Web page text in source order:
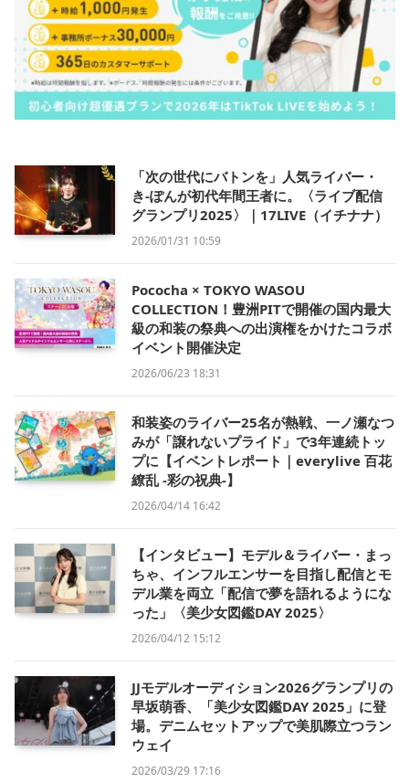
「次の世代にバトンを」人気ライバー・
き-ぽんが初代年間王者に。〈ライブ配信
グランプリ2025〉｜17LIVE（イチナナ）
2026/01/31 10:59
Pococha × TOKYO WASOU
COLLECTION！豊洲PITで開催の国内最大
級の和装の祭典への出演権をかけたコラボ
イベント開催決定
2026/06/23 18:31
和装姿のライバー25名が熱戦、一ノ瀬なつ
みが「譲れないプライド」で3年連続トッ
プに【イベントレポート｜everylive 百花
繚乱 -彩の祝典-】
2026/04/14 16:42
【インタビュー】モデル＆ライバー・まっ
ちゃ、インフルエンサーを目指し配信とモ
デル業を両立「配信で夢を語れるようにな
った」〈美少女図鑑DAY 2025〉
2026/04/12 15:12
JJモデルオーディション2026グランプリの
早坂萌香、「美少女図鑑DAY 2025」に登
場。デニムセットアップで美肌際立つラン
ウェイ
2026/03/29 17:16